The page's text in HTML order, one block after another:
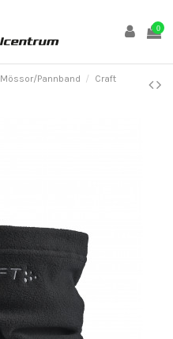
0
Mössor/Pannband
Craft